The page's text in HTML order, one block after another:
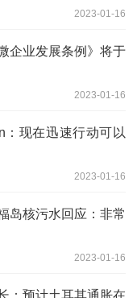
2023-01-16
企业发展条例》将于
2023-01-16
：现在迅速行动可以
2023-01-16
岛核污水回应：非常
2023-01-16